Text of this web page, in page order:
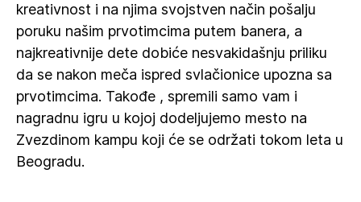
kreativnost i na njima svojstven način pošalju
poruku našim prvotimcima putem banera, a
najkreativnije dete dobiće nesvakidašnju priliku
da se nakon meča ispred svlačionice upozna sa
prvotimcima. Takođe , spremili samo vam i
nagradnu igru u kojoj dodeljujemo mesto na
Zvezdinom kampu koji će se održati tokom leta u
Beogradu.